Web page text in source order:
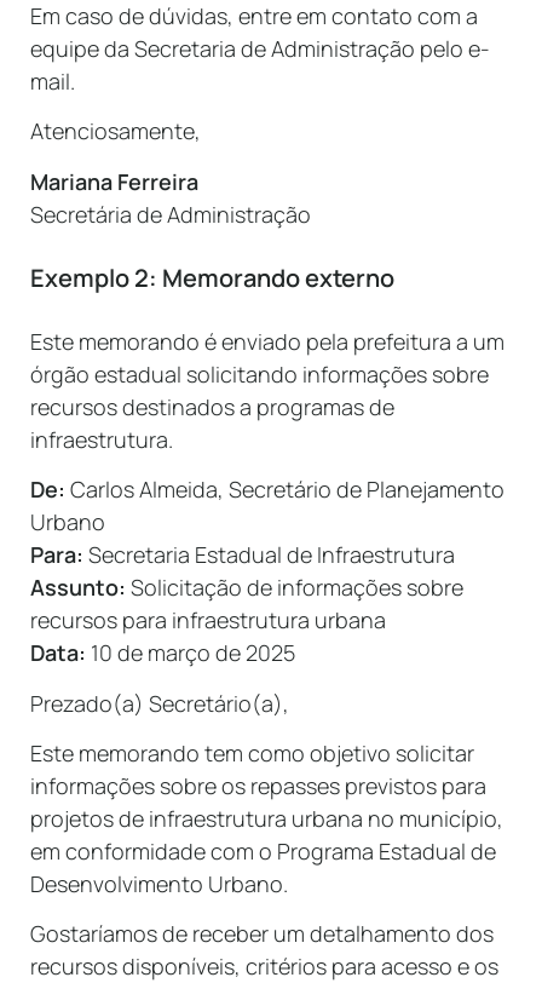
Em caso de dúvidas, entre em contato com a
equipe da Secretaria de Administração pelo e-
mail.
Atenciosamente,
Mariana Ferreira
Secretária de Administração
Exemplo 2: Memorando externo
Este memorando é enviado pela prefeitura a um
órgão estadual solicitando informações sobre
recursos destinados a programas de
infraestrutura.
De: Carlos Almeida, Secretário de Planejamento
Urbano
Para: Secretaria Estadual de Infraestrutura
Assunto: Solicitação de informações sobre
recursos para infraestrutura urbana
Data: 10 de março de 2025
Prezado(a) Secretário(a),
Este memorando tem como objetivo solicitar
informações sobre os repasses previstos para
projetos de infraestrutura urbana no município,
em conformidade com o Programa Estadual de
Desenvolvimento Urbano.
Gostaríamos de receber um detalhamento dos
recursos disponíveis, critérios para acesso e os